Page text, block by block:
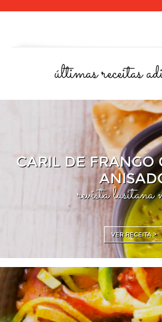
últimas receitas
CARIL DE FRANGO
revista
VER RECEITA >